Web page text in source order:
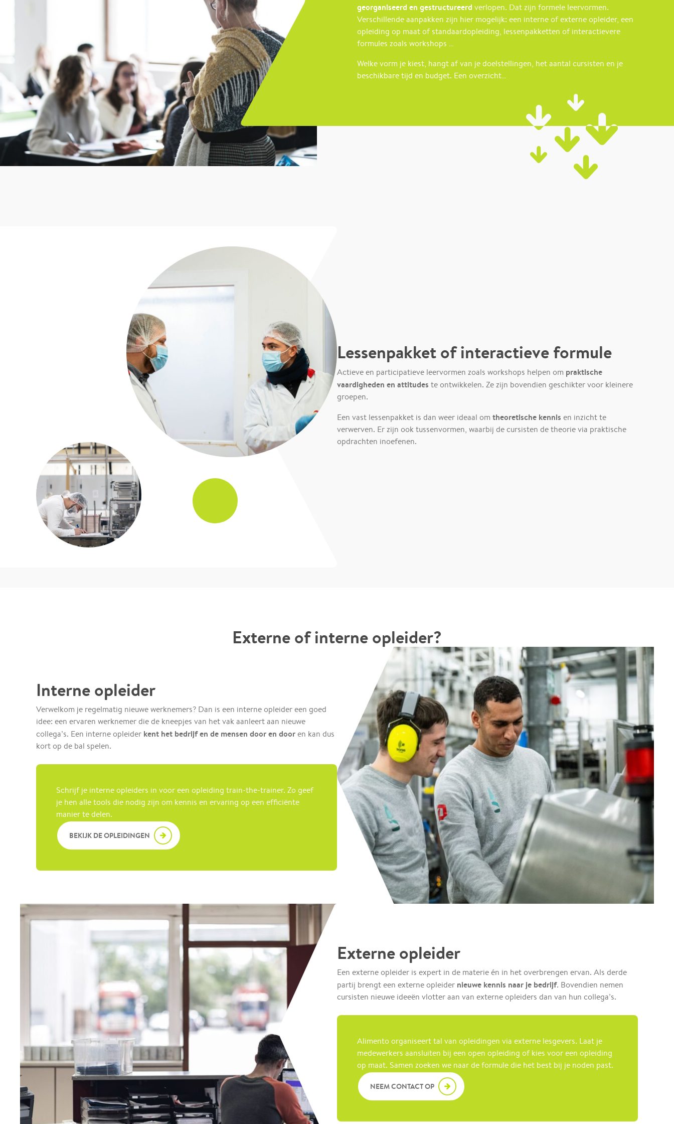
georganiseerd en gestructureerd verlopen. Dat zijn formele leervormen.
Verschillende aanpakken zijn hier mogelijk: een interne of externe opleider, een
opleiding op maat of standaardopleiding, lessenpakketten of interactievere
formules zoals workshops …
Welke vorm je kiest, hangt af van je doelstellingen, het aantal cursisten en je
beschikbare tijd en budget. Een overzicht…
Lessenpakket of interactieve formule
Actieve en participatieve leervormen zoals workshops helpen om praktische
vaardigheden en attitudes te ontwikkelen. Ze zijn bovendien geschikter voor kleinere
groepen.
Een vast lessenpakket is dan weer ideaal om theoretische kennis en inzicht te
verwerven. Er zijn ook tussenvormen, waarbij de cursisten de theorie via praktische
opdrachten inoefenen.
Externe of interne opleider?
Interne opleider
Verwelkom je regelmatig nieuwe werknemers? Dan is een interne opleider een goed
idee: een ervaren werknemer die de kneepjes van het vak aanleert aan nieuwe
collega’s. Een interne opleider kent het bedrijf en de mensen door en dooren kan dus
kort op de bal spelen.
Schrijf je interne opleiders in voor een opleiding train-the-trainer. Zo geef
je hen alle tools die nodig zijn om kennis en ervaring op een efficiënte
manier te delen.
BEKIJK DE OPLEIDINGEN
Externe opleider
Een externe opleider is expert in de materie én in het overbrengen ervan. Als derde
partij brengt een externe opleider nieuwe kennis naar je bedrijf. Bovendien nemen
cursisten nieuwe ideeën vlotter aan van externe opleiders dan van hun collega’s.
Alimento organiseert tal van opleidingen via externe lesgevers. Laat je
medewerkers aansluiten bij een open opleiding of kies voor een opleiding
op maat. Samen zoeken we naar de formule die het best bij je noden past.
NEEM CONTACT OP